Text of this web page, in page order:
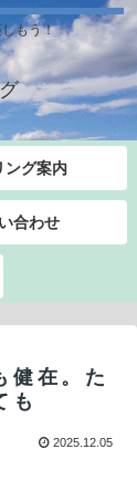
もう！
ング案内
合わせ
健在。た
も
2025.12.05